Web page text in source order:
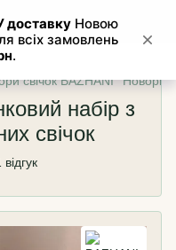
свічок BAZHANI
набір з
свічок
відгук